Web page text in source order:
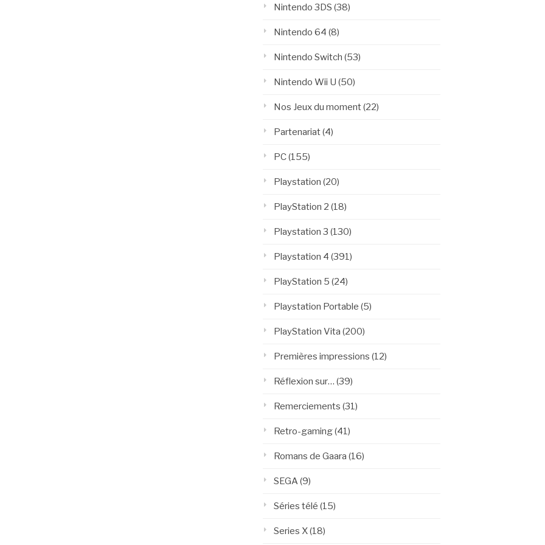
Nintendo 3DS (38)
Nintendo 64 (8)
Nintendo Switch (53)
Nintendo Wii U (50)
Nos Jeux du moment(22)
Partenariat(4)
PC(155)
Playstation (20)
PlayStation 2 (18)
Playstation 3 (130)
Playstation 4 (391)
PlayStation 5 (24)
Playstation Portable (5)
PlayStation Vita (200)
Premières impressions (12)
Réflexion sur… (39)
Remerciements (31)
Retro-gaming(41)
Romans de Gaara (16)
SEGA (9)
Séries télé (15)
Series X(18)